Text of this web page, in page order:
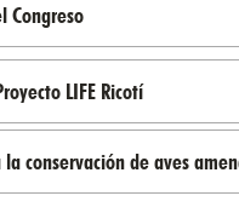
Congreso
LIFE Ricotí
conservación de aves